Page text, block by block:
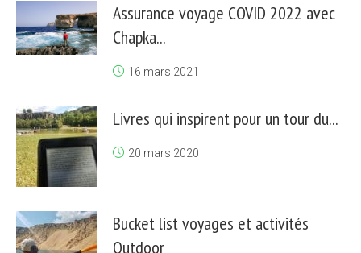
Assurance voyage COVID 2022 avec
Chapka...
16 mars 2021
Livres qui inspirent pour un tour du...
20 mars 2020
Bucket list voyages et activités
Outdoor